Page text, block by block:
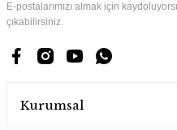
E-postalarımızı almak için
çıkabilirsiniz.
Kurumsal